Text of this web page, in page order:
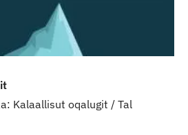
Kalaallisut oqalugit / Tal